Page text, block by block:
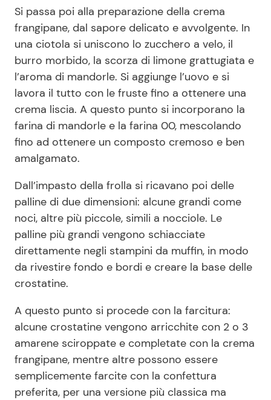
Si passa poi alla preparazione della crema
frangipane, dal sapore delicato e avvolgente. In
una ciotola si uniscono lo zucchero a velo, il
burro morbido, la scorza di limone grattugiata e
l’aroma di mandorle. Si aggiunge l’uovo e si
lavora il tutto con le fruste fino a ottenere una
crema liscia. A questo punto si incorporano la
farina di mandorle e la farina 00, mescolando
fino ad ottenere un composto cremoso e ben
amalgamato.
Dall’impasto della frolla si ricavano poi delle
palline di due dimensioni: alcune grandi come
noci, altre più piccole, simili a nocciole. Le
palline più grandi vengono schiacciate
direttamente negli stampini da muffin, in modo
da rivestire fondo e bordi e creare la base delle
crostatine.
A questo punto si procede con la farcitura:
alcune crostatine vengono arricchite con 2 o 3
amarene sciroppate e completate con la crema
frangipane, mentre altre possono essere
semplicemente farcite con la confettura
preferita, per una versione più classica ma